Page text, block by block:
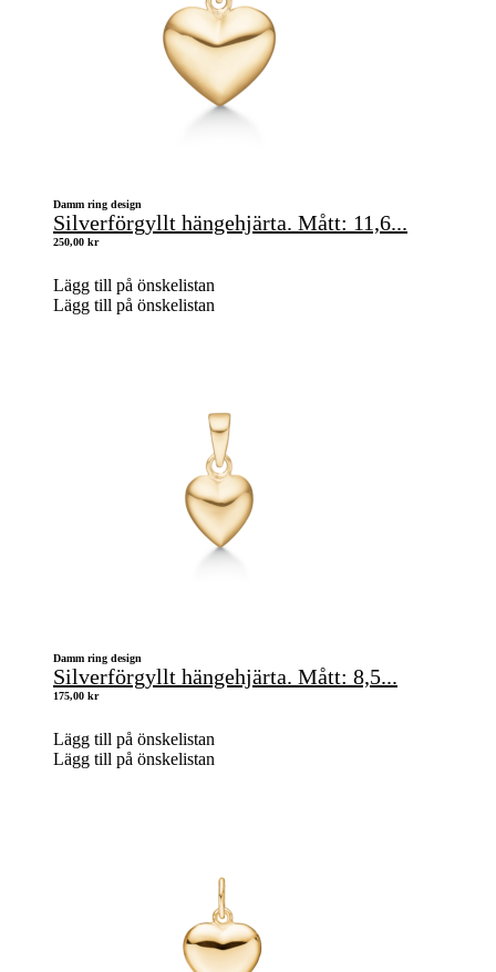
Damm ring design
Silverförgyllt hängehjärta. Mått: 11,6...
250,00 kr
Lägg till på önskelistan
Lägg till på önskelistan
Damm ring design
Silverförgyllt hängehjärta. Mått: 8,5...
175,00 kr
Lägg till på önskelistan
Lägg till på önskelistan